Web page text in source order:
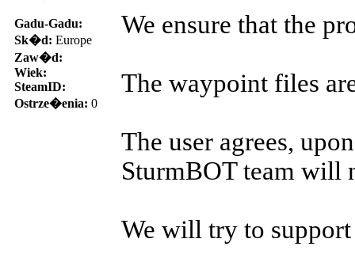
Gadu-Gadu:
Sk�d: Europe
Zaw�d:
Wiek:
SteamID:
Ostrze�enia: 0
We ensure that the
The waypoint files
The user agrees,
SturmBOT team will
We will try to